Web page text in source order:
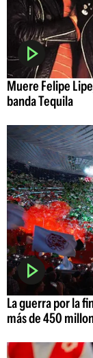
Muere Felipe
banda Tequila
La guerra por la
más de 450